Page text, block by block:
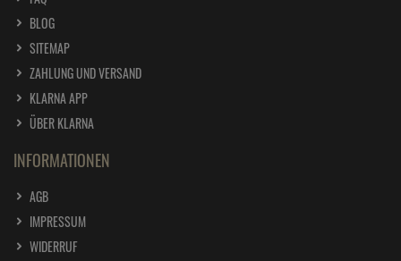
BLOG
SITEMAP
ZAHLUNG UND VERSAND
KLARNA APP
ÜBER KLARNA
INFORMATIONEN
AGB
IMPRESSUM
WIDERRUF